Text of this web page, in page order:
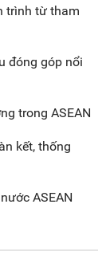
nghiệp,
triển văn
trình từ tham
đóng góp nổi
trong ASEAN
kết, thống
ASEAN